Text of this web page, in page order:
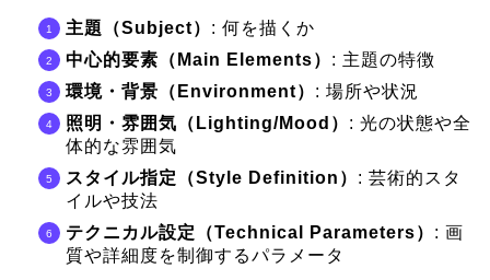
主題（Subject） : 何を描くか
中心的要素（Main Elements） : 主題の特徴
環境・背景（Environment） : 場所や状況
照明・雰囲気（Lighting/Mood） : 光の状態や全
体的な雰囲気
スタイル指定（Style Definition） : 芸術的スタ
イルや技法
テクニカル設定（Technical Parameters） : 画
質や詳細度を制御するパラメータ